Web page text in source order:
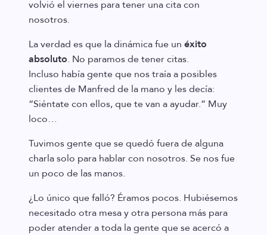
volvió el viernes para tener una cita con
nosotros.
La verdad es que la dinámica fue un éxito
absoluto. No paramos de tener citas.
Incluso había gente que nos traía a posibles
clientes de Manfred de la mano y les decía:
“Siéntate con ellos, que te van a ayudar.” Muy
loco…
Tuvimos gente que se quedó fuera de alguna
charla solo para hablar con nosotros. Se nos fue
un poco de las manos.
¿Lo único que falló? Éramos pocos. Hubiésemos
necesitado otra mesa y otra persona más para
poder atender a toda la gente que se acercó a